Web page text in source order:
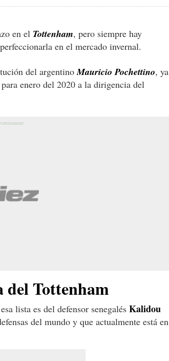
en el Tottenham, pero siempre hay
en el mercado invernal.
del argentinoMauricio Pochettino, ya
enero del 2020 a la dirigencia del
Tottenham
lista es del defensor senegalés Kalidou
del mundo y que actualmente está en